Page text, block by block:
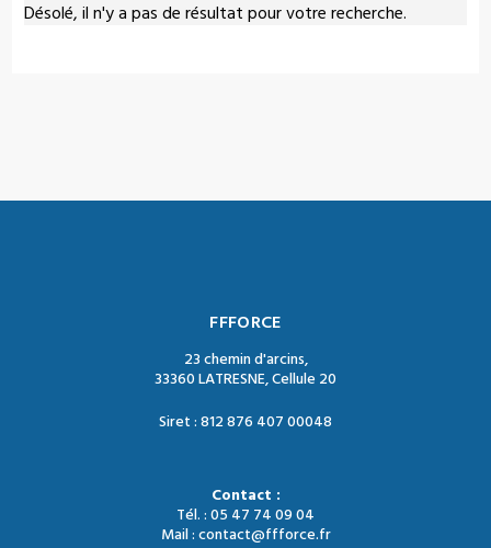
Désolé, il n'y a pas de résultat pour votre recherche.
FFFORCE
23 chemin d'arcins,
33360 LATRESNE, Cellule 20
Siret : 812 876 407 00048
Contact :
Tél. : 05 47 74 09 04
Mail : contact@ffforce.fr